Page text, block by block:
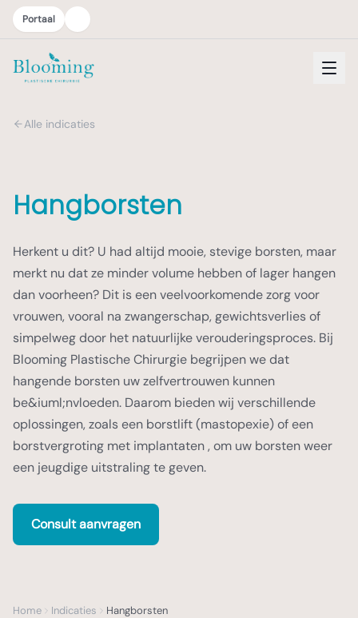
Portaal
Alle indicaties
Hangborsten
Herkent u dit? U had altijd mooie, stevige borsten, maar
merkt nu dat ze minder volume hebben of lager hangen
dan voorheen? Dit is een veelvoorkomende zorg voor
vrouwen, vooral na zwangerschap, gewichtsverlies of
simpelweg door het natuurlijke verouderingsproces. Bij
Blooming Plastische Chirurgie begrijpen we dat
hangende borsten uw zelfvertrouwen kunnen
be&iuml;nvloeden. Daarom bieden wij verschillende
oplossingen, zoals een borstlift (mastopexie) of een
borstvergroting met implantaten , om uw borsten weer
een jeugdige uitstraling te geven.
Consult aanvragen
Home Indicaties Hangborsten